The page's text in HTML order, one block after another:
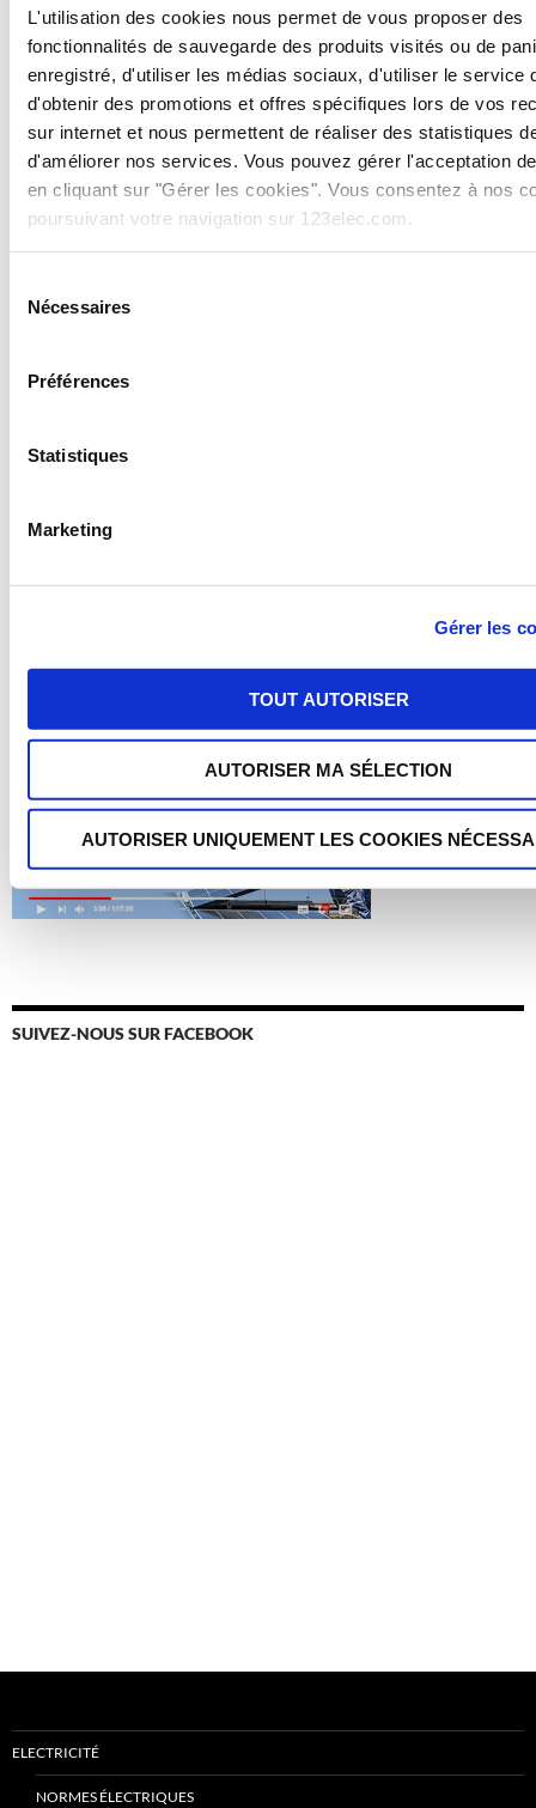
L'utilisation des cookies nous permet de vous proposer des
fonctionnalités de sauvegarde des produits visités ou de
enregistré, d'utiliser les médias sociaux, d'utiliser le service
d'obtenir des promotions et offres spécifiques lors de vos
sur internet et nous permettent de réaliser des statistiques
d'améliorer nos services. Vous pouvez gérer l'acceptation
en cliquant sur "Gérer les cookies". Vous consentez à nos
poursuivant votre navigation sur 123elec.com.
Nécessaires
Préférences
Statistiques
Marketing
Gérer les
TOUT AUTORISER
AUTORISER MA SÉLECTION
AUTORISER UNIQUEMENT LES COOKIES
COUP DE CŒUR DU MOIS
SUIVEZ-NOUS SUR FACEBOOK
ELECTRICITÉ
NORMES ÉLECTRIQUES